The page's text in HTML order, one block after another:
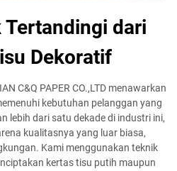
Tertandingi dari
Dekoratif
C&Q PAPER CO.,LTD menawarkan
kebutuhan pelanggan yang
lebih dari satu dekade di industri ini,
kualitasnya yang luar biasa,
Kami menggunakan teknik
kertas tisu putih maupun